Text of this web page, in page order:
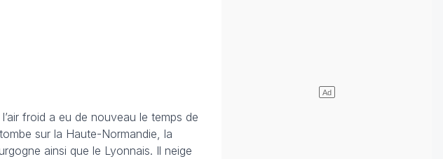
froid a eu de nouveau le temps de
sur la Haute-Normandie, la
ainsi que le Lyonnais. Il neige